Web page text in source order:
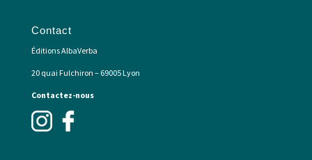
Contact
Éditions AlbaVerba
20 quai Fulchiron – 69005 Lyon
Contactez-nous